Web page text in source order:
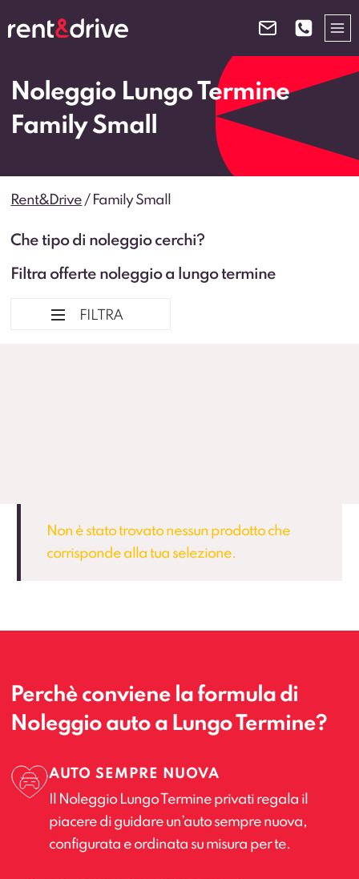
al
Noleggio Lungo Termine
Family Small
Rent&Drive / Family Small
Che tipo di noleggio cerchi?
Filtra offerte noleggio a lungo termine
FILTRA
Non è stato trovato nessun prodotto che
corrisponde alla tua selezione.
Perchè conviene la formula di
Noleggio auto a Lungo Termine?
AUTO SEMPRE NUOVA
Il Noleggio Lungo Termine privati regala il
piacere di guidare un’auto sempre nuova,
configurata e ordinata su misura per te.